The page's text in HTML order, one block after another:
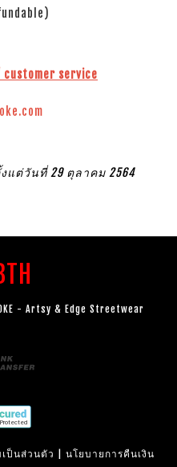
service
แต่วันที่ 29 ตุลาคม 2564
- Artsy & Edge Streetwear
ป็นส่วนตัว นโยบายการคืนเงิน